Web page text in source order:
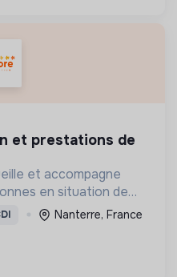
et accompagne
en situation de
l’hébergement, les
professionnelle.
Nanterre, France